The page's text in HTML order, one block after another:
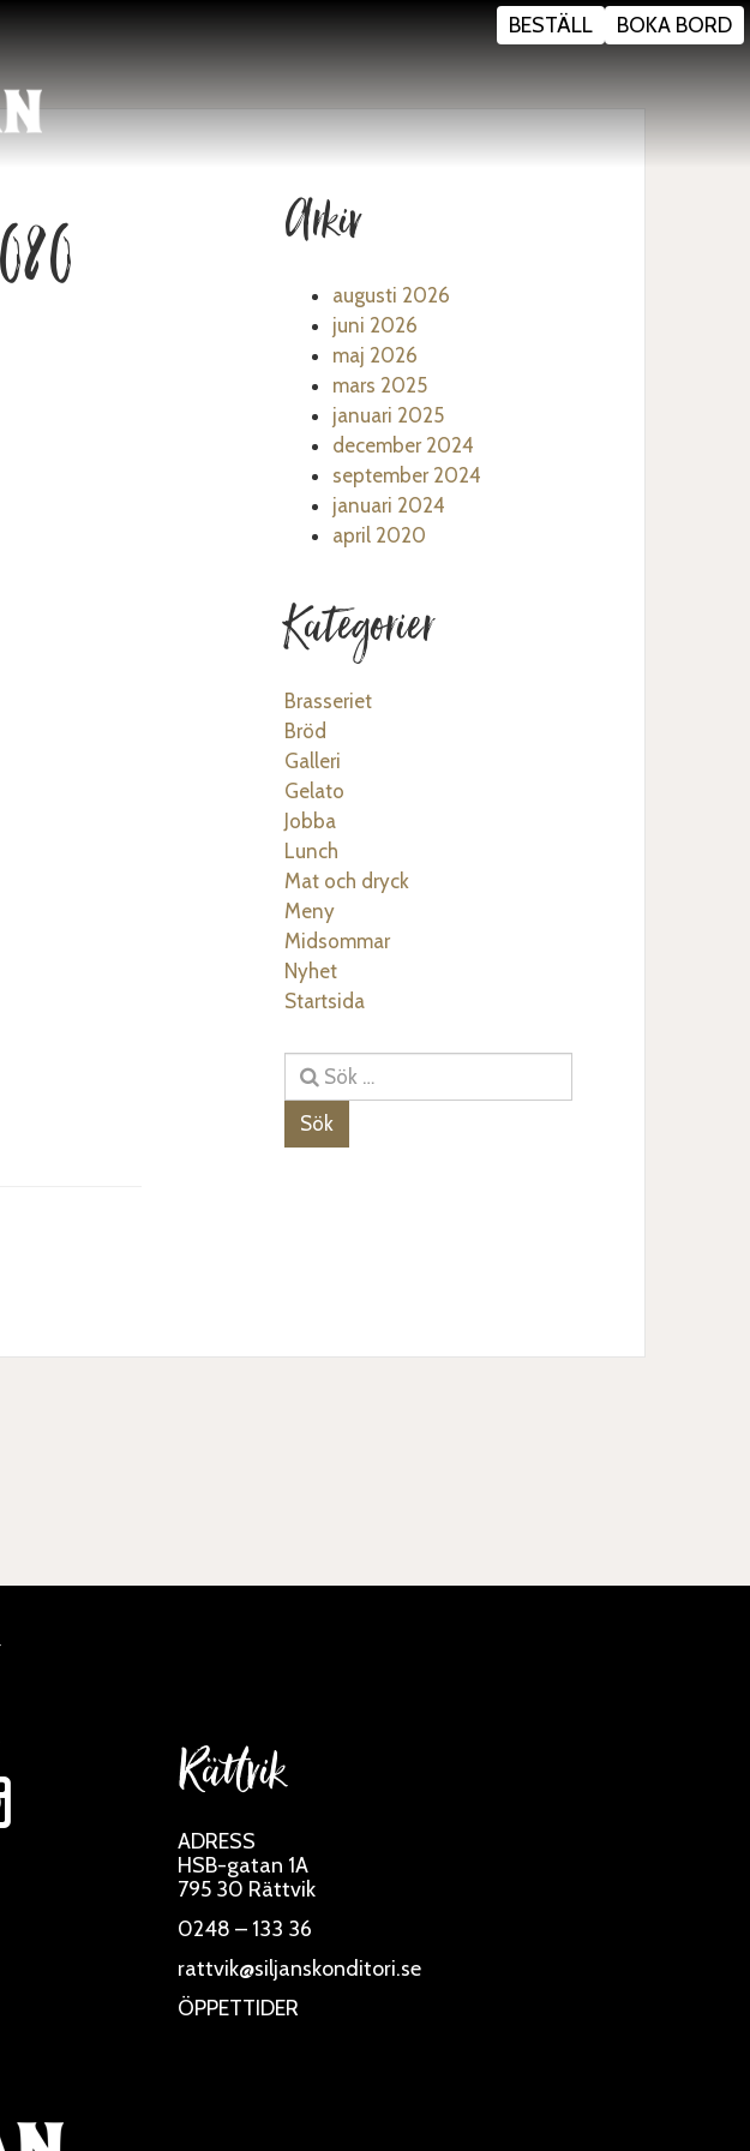
BESTÄLL BOKA BORD
Arkiv
augusti 2026
juni 2026
maj 2026
mars 2025
januari 2025
december 2024
september 2024
januari 2024
april 2020
Kategorier
Brasseriet
Bröd
Galleri
Gelato
Jobba
Lunch
Mat och dryck
Meny
Midsommar
Nyhet
Startsida
Sök
Rättvik
ADRESS
HSB-gatan 1A
795 30 Rättvik
0248 – 133 36
rattvik@siljanskonditori.se
ÖPPETTIDER